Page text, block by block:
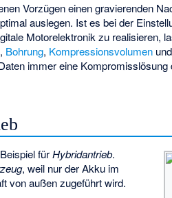
Vorzügen einen gravierenden
auslegen. Ist es bei der
Motorelektronik zu realisieren,
, Bohrung, Kompressionsvolumen
immer eine
fürHybridantrieb.
, weil nur der Akku im
von außen zugeführt wird.